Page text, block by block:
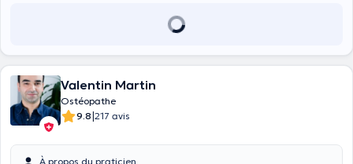
Valentin Martin
Ostéopathe
9.8|217 avis
À propos du praticien